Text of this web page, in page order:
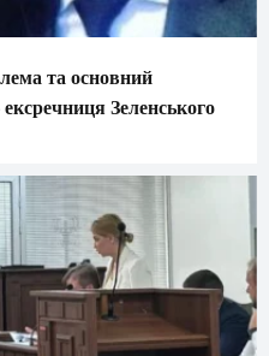
та основний
ексречниця Зеленського